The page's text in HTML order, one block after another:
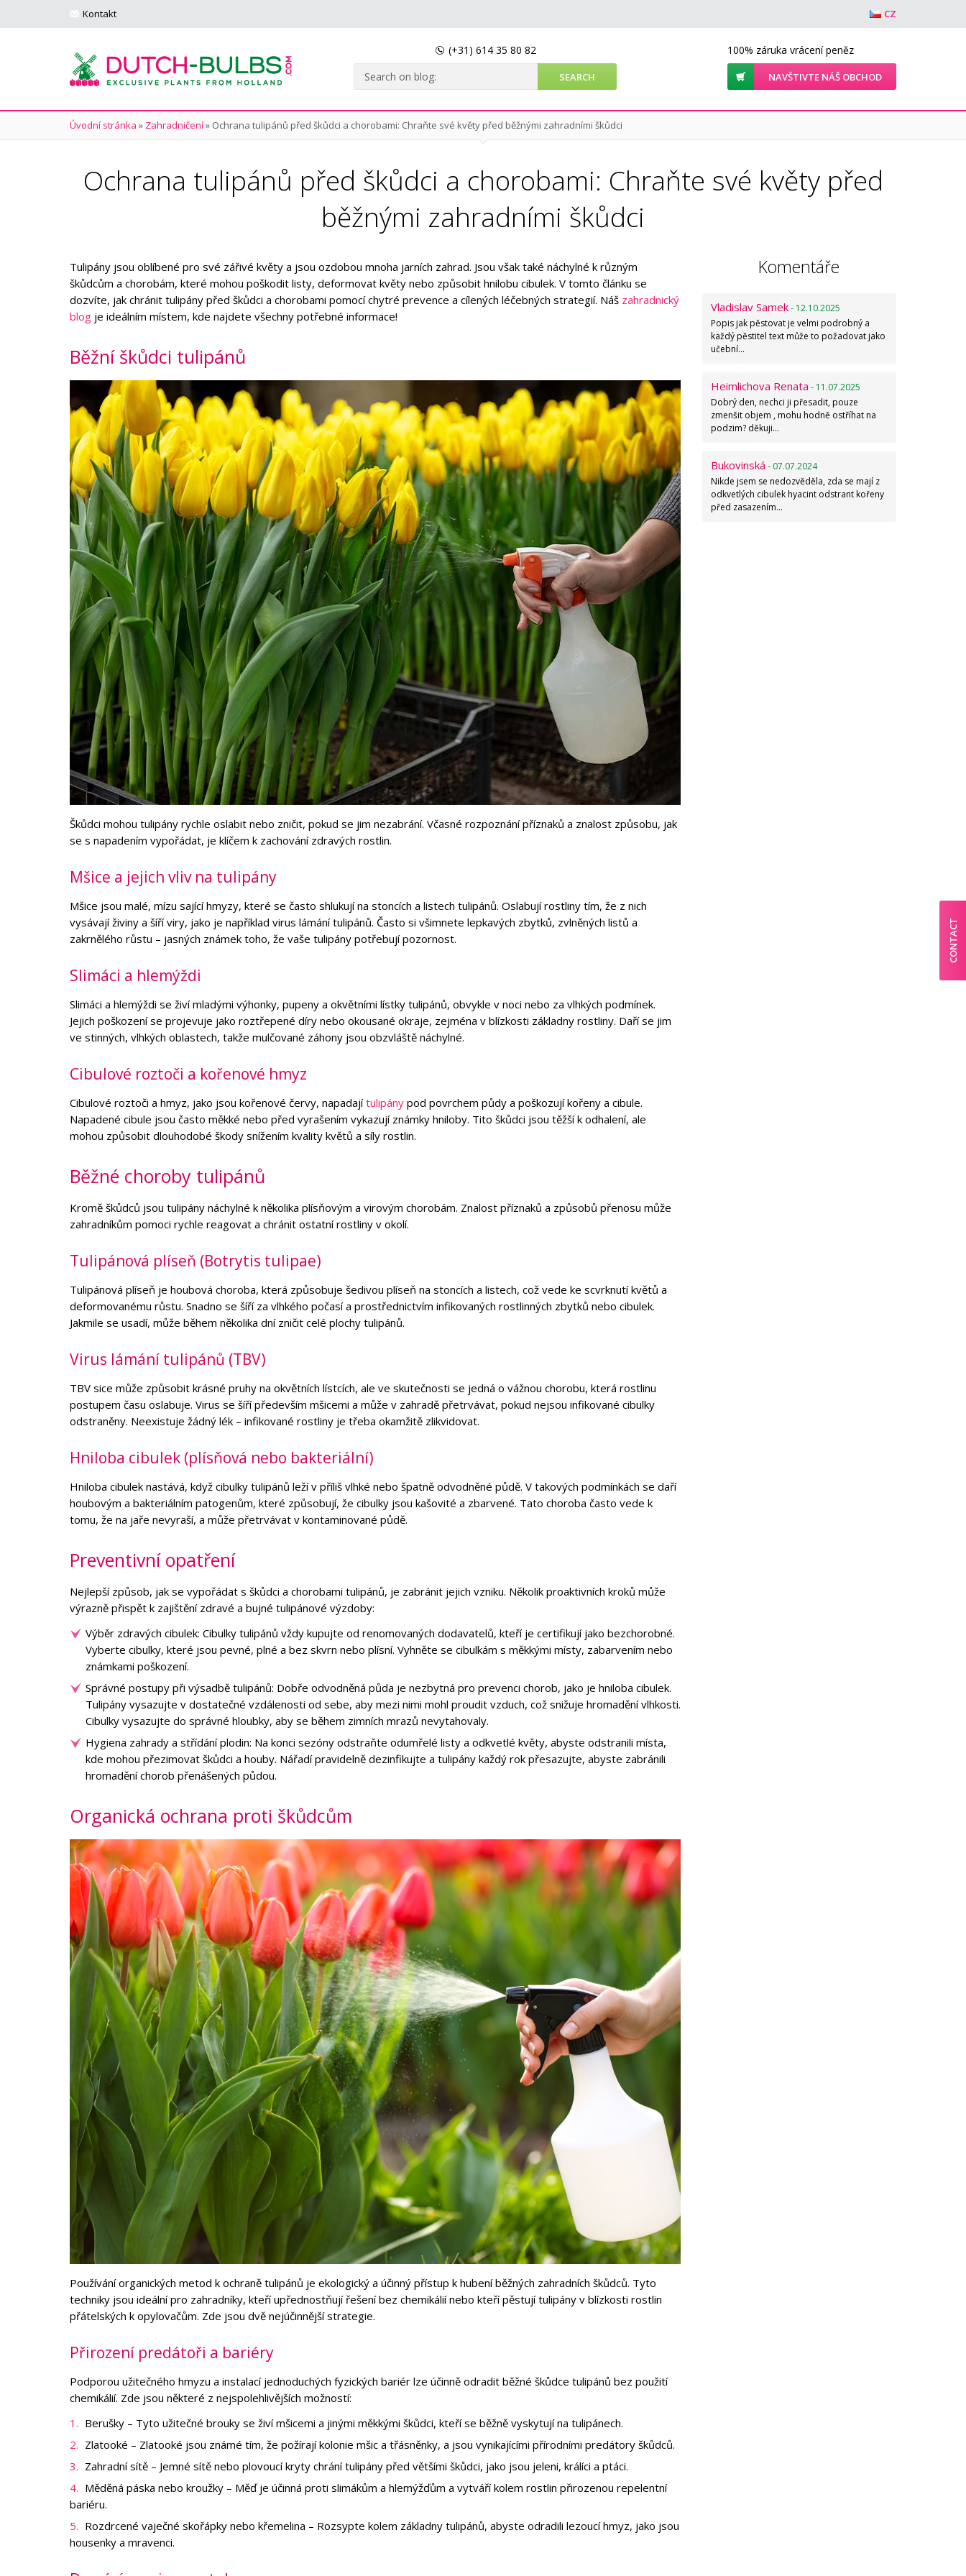
Kontakt CZ
(+31) 614 35 80 82 100% záruka vrácení peněz
NAVŠTIVTE NÁŠ OBCHOD
Úvodní stránka » Zahradničení» Ochrana tulipánů před škůdci a chorobami: Chraňte své květy před běžnými zahradními škůdci
Ochrana tulipánů před škůdci a chorobami: Chraňte své květy před
běžnými zahradními škůdci
Tulipány jsou oblíbené pro své zářivé květy a jsou ozdobou mnoha jarních zahrad. Jsou však také náchylné k různým
škůdcům a chorobám, které mohou poškodit listy, deformovat květy nebo způsobit hnilobu cibulek. V tomto článku se
dozvíte, jak chránit tulipány před škůdci a chorobami pomocí chytré prevence a cílených léčebných strategií. Náš zahradnický
blog je ideálním místem, kde najdete všechny potřebné informace!
Běžní škůdci tulipánů
Škůdci mohou tulipány rychle oslabit nebo zničit, pokud se jim nezabrání. Včasné rozpoznání příznaků a znalost způsobu, jak
se s napadením vypořádat, je klíčem k zachování zdravých rostlin.
Mšice a jejich vliv na tulipány
Mšice jsou malé, mízu sající hmyzy, které se často shlukují na stoncích a listech tulipánů. Oslabují rostliny tím, že z nich
vysávají živiny a šíří viry, jako je například virus lámání tulipánů. Často si všimnete lepkavých zbytků, zvlněných listů a
zakrnělého růstu – jasných známek toho, že vaše tulipány potřebují pozornost.
Slimáci a hlemýždi
Slimáci a hlemýždi se živí mladými výhonky, pupeny a okvětními lístky tulipánů, obvykle v noci nebo za vlhkých podmínek.
Jejich poškození se projevuje jako roztřepené díry nebo okousané okraje, zejména v blízkosti základny rostliny. Daří se jim
ve stinných, vlhkých oblastech, takže mulčované záhony jsou obzvláště náchylné.
Cibulové roztoči a kořenové hmyz
Cibulové roztoči a hmyz, jako jsou kořenové červy, napadajítulipány pod povrchem půdy a poškozují kořeny a cibule.
Napadené cibule jsou často měkké nebo před vyrašením vykazují známky hniloby. Tito škůdci jsou těžší k odhalení, ale
mohou způsobit dlouhodobé škody snížením kvality květů a síly rostlin.
Běžné choroby tulipánů
Kromě škůdců jsou tulipány náchylné k několika plísňovým a virovým chorobám. Znalost příznaků a způsobů přenosu může
zahradníkům pomoci rychle reagovat a chránit ostatní rostliny v okolí.
Tulipánová plíseň (Botrytis tulipae)
Tulipánová plíseň je houbová choroba, která způsobuje šedivou plíseň na stoncích a listech, což vede ke scvrknutí květů a
deformovanému růstu. Snadno se šíří za vlhkého počasí a prostřednictvím infikovaných rostlinných zbytků nebo cibulek.
Jakmile se usadí, může během několika dní zničit celé plochy tulipánů.
Virus lámání tulipánů (TBV)
TBV sice může způsobit krásné pruhy na okvětních lístcích, ale ve skutečnosti se jedná o vážnou chorobu, která rostlinu
postupem času oslabuje. Virus se šíří především mšicemi a může v zahradě přetrvávat, pokud nejsou infikované cibulky
odstraněny. Neexistuje žádný lék – infikované rostliny je třeba okamžitě zlikvidovat.
Hniloba cibulek (plísňová nebo bakteriální)
Hniloba cibulek nastává, když cibulky tulipánů leží v příliš vlhké nebo špatně odvodněné půdě. V takových podmínkách se daří
houbovým a bakteriálním patogenům, které způsobují, že cibulky jsou kašovité a zbarvené. Tato choroba často vede k
tomu, že na jaře nevyraší, a může přetrvávat v kontaminované půdě.
Preventivní opatření
Nejlepší způsob, jak se vypořádat s škůdci a chorobami tulipánů, je zabránit jejich vzniku. Několik proaktivních kroků může
výrazně přispět k zajištění zdravé a bujné tulipánové výzdoby:
Výběr zdravých cibulek: Cibulky tulipánů vždy kupujte od renomovaných dodavatelů, kteří je certifikují jako bezchorobné.
Vyberte cibulky, které jsou pevné, plné a bez skvrn nebo plísní. Vyhněte se cibulkám s měkkými místy, zabarvením nebo
známkami poškození.
Správné postupy při výsadbě tulipánů: Dobře odvodněná půda je nezbytná pro prevenci chorob, jako je hniloba cibulek.
Tulipány vysazujte v dostatečné vzdálenosti od sebe, aby mezi nimi mohl proudit vzduch, což snižuje hromadění vlhkosti.
Cibulky vysazujte do správné hloubky, aby se během zimních mrazů nevytahovaly.
Hygiena zahrady a střídání plodin: Na konci sezóny odstraňte odumřelé listy a odkvetlé květy, abyste odstranili místa,
kde mohou přezimovat škůdci a houby. Nářadí pravidelně dezinfikujte a tulipány každý rok přesazujte, abyste zabránili
hromadění chorob přenášených půdou.
Organická ochrana proti škůdcům
Používání organických metod k ochraně tulipánů je ekologický a účinný přístup k hubení běžných zahradních škůdců. Tyto
techniky jsou ideální pro zahradníky, kteří upřednostňují řešení bez chemikálií nebo kteří pěstují tulipány v blízkosti rostlin
přátelských k opylovačům. Zde jsou dvě nejúčinnější strategie.
Přirození predátoři a bariéry
Podporou užitečného hmyzu a instalací jednoduchých fyzických bariér lze účinně odradit běžné škůdce tulipánů bez použití
chemikálií. Zde jsou některé z nejspolehlivějších možností:
Berušky – Tyto užitečné brouky se živí mšicemi a jinými měkkými škůdci, kteří se běžně vyskytují na tulipánech.
Zlatooké – Zlatooké jsou známé tím, že požírají kolonie mšic a třásněnky, a jsou vynikajícími přírodními predátory škůdců.
Zahradní sítě – Jemné sítě nebo plovoucí kryty chrání tulipány před většími škůdci, jako jsou jeleni, králíci a ptáci.
Měděná páska nebo kroužky – Měď je účinná proti slimákům a hlemýžďům a vytváří kolem rostlin přirozenou repelentní
bariéru.
Rozdrcené vaječné skořápky nebo křemelina – Rozsypte kolem základny tulipánů, abyste odradili lezoucí hmyz, jako jsou
housenky a mravenci.
Komentáře
Vladislav Samek- 12.10.2025
Popis jak pěstovat je velmi podrobný a
každý pěstitel text může to požadovat jako
učební…
Heimlichova Renata - 11.07.2025
Dobrý den, nechci ji přesadit, pouze
zmenšit objem , mohu hodně ostříhat na
podzim? děkuji…
Bukovinská - 07.07.2024
Nikde jsem se nedozvěděla, zda se mají z
odkvetlých cibulek hyacint odstrant kořeny
před zasazením…
CONTACT